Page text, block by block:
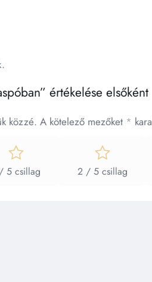
értékelése elsőként
közzé. A kötelező mezőket *
5 csillag 2 / 5 csillag